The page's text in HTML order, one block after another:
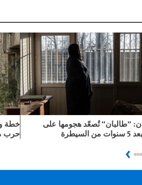
"طالبان" تُصعّد هجومها على
خطة
حرب
Next